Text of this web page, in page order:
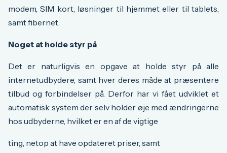
modem, SIM kort, løsninger til hjemmet eller til tablets,
samt fibernet.
Noget at holde styr på
Det er naturligvis en opgave at holde styr på alle
internetudbydere, samt hver deres måde at præsentere
tilbud og forbindelser på. Derfor har vi fået udviklet et
automatisk system der selv holder øje med ændringerne
hos udbyderne, hvilket er en af de vigtige
ting, netop at have opdateret priser, samt